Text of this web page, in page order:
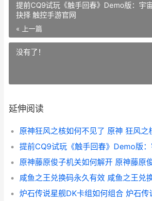
提前CQ9试玩《触手回春》Demo版：宇
抉择 触控手游官网
« 上一篇
没有了！
延伸阅读
原神狂风之核如何不见了 原神 狂风之
原神藤原俊子机关如何解开 原神藤原
炉石传说星舰DK卡组如何组合 炉石传